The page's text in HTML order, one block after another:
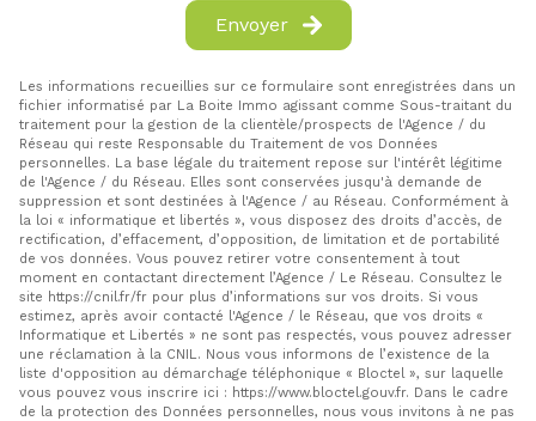
Envoyer
Les informations recueillies sur ce formulaire sont enregistrées dans un
fichier informatisé par La Boite Immo agissant comme Sous-traitant du
traitement pour la gestion de la clientèle/prospects de l'Agence / du
Réseau qui reste Responsable du Traitement de vos Données
personnelles. La base légale du traitement repose sur l'intérêt légitime
de l'Agence / du Réseau. Elles sont conservées jusqu'à demande de
suppression et sont destinées à l'Agence / au Réseau. Conformément à
la loi « informatique et libertés », vous disposez des droits d’accès, de
rectification, d’effacement, d’opposition, de limitation et de portabilité
de vos données. Vous pouvez retirer votre consentement à tout
moment en contactant directement l’Agence / Le Réseau. Consultez le
site https://cnil.fr/fr pour plus d’informations sur vos droits. Si vous
estimez, après avoir contacté l'Agence / le Réseau, que vos droits «
Informatique et Libertés » ne sont pas respectés, vous pouvez adresser
une réclamation à la CNIL. Nous vous informons de l’existence de la
liste d'opposition au démarchage téléphonique « Bloctel », sur laquelle
vous pouvez vous inscrire ici : https://www.bloctel.gouv.fr. Dans le cadre
de la protection des Données personnelles, nous vous invitons à ne pas